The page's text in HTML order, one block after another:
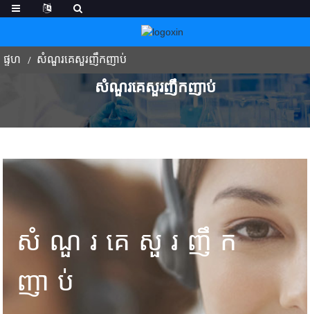
ផ្ទហ សំណួរគេសួរញឹកញាប់
សំណួរគេសួរញឹកញាប់
សំណួរគេសួរញឹក
ញាប់